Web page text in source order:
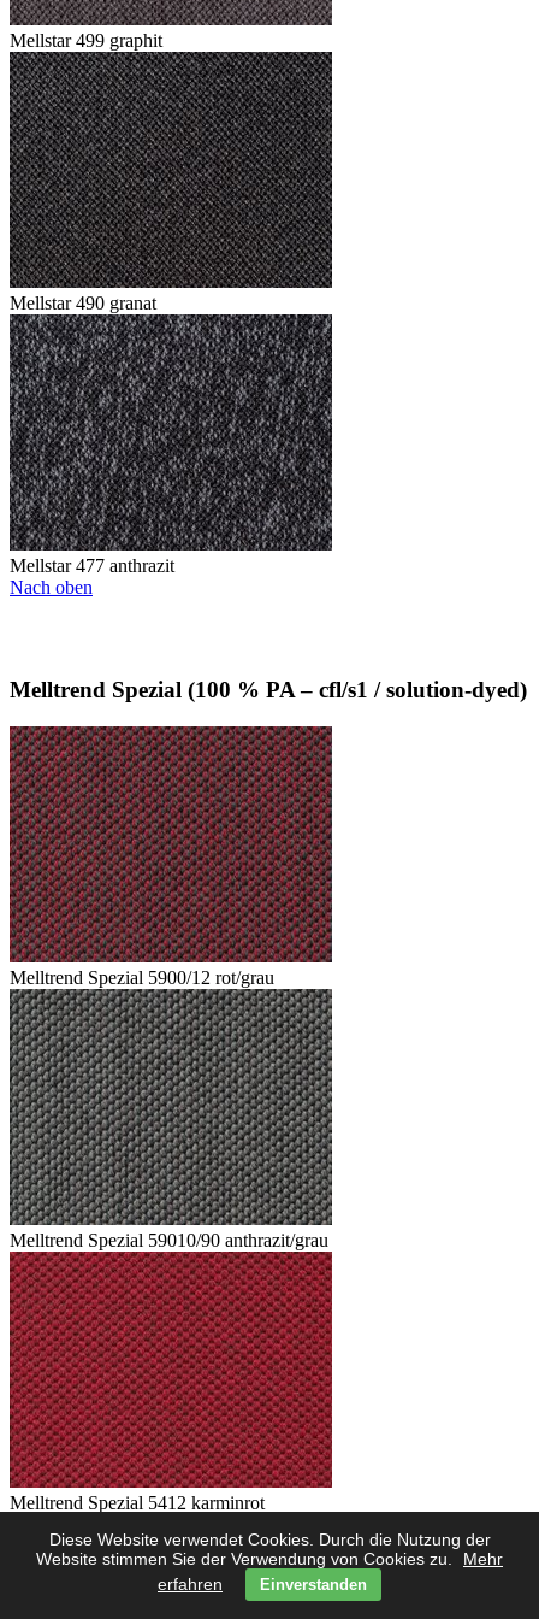
Diese Website verwendet Cookies. Durch die Nutzung der
Website stimmen Sie der Verwendung von Cookies zu.
Mehr
erfahren
Einverstanden
Mellstar 499 graphit
Mellstar 490 granat
Mellstar 477 anthrazit
Nach oben
Melltrend Spezial (100 % PA – cfl/s1 / solution-dyed)
Melltrend Spezial 5900/12 rot/grau
Melltrend Spezial 59010/90 anthrazit/grau
Melltrend Spezial 5412 karminrot